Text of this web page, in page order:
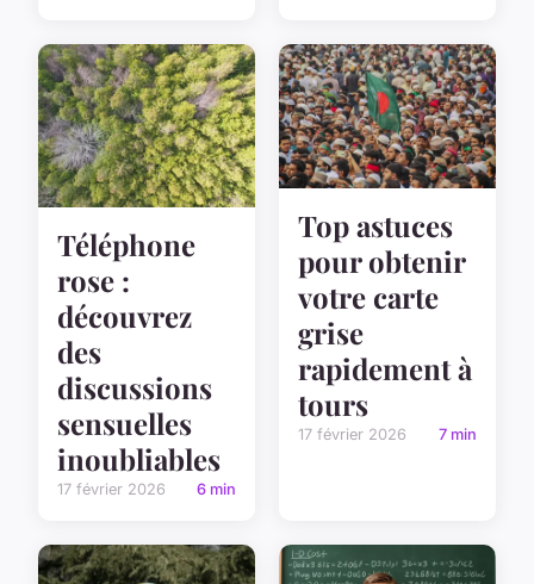
Téléphone
rose :
découvrez
des
discussions
sensuelles
inoubliables
17 février 2026 6 min
Top astuces
pour obtenir
votre carte
grise
rapidement à
tours
17 février 2026 7 min